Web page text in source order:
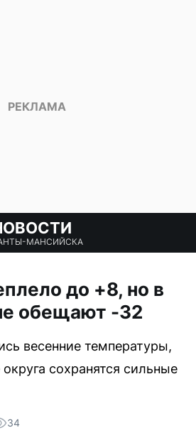
МАНСИЙСКА
до +8, но в
обещают -32
весенние температуры,
сохранятся сильные
34